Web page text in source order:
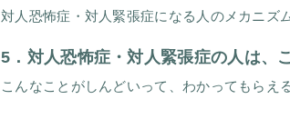
5． 対人恐怖症・対人緊張症の人は、